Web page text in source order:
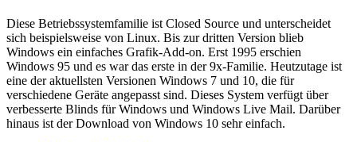
Diese Betriebssystemfamilie ist Closed Source und unterscheidet
sich beispielsweise von Linux. Bis zur dritten Version blieb
Windows ein einfaches Grafik-Add-on. Erst 1995 erschien
Windows 95 und es war das erste in der 9x-Familie. Heutzutage ist
eine der aktuellsten Versionen Windows 7 und 10, die für
verschiedene Geräte angepasst sind. Dieses System verfügt über
verbesserte Blinds für Windows und Windows Live Mail. Darüber
hinaus ist der Download von Windows 10 sehr einfach.